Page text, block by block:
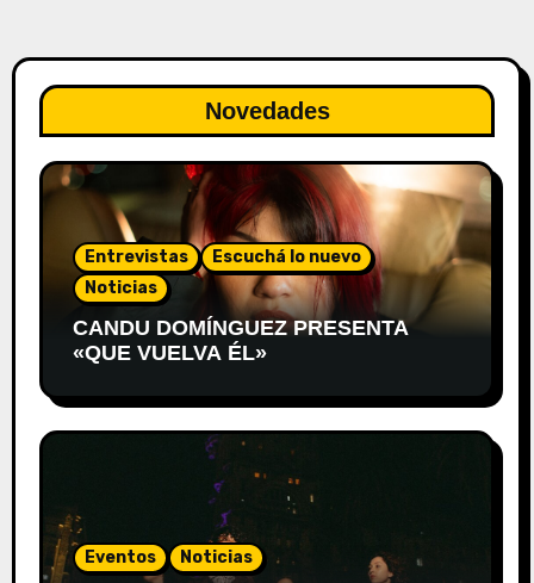
Novedades
Entrevistas
Escuchá lo nuevo
Noticias
CANDU DOMÍNGUEZ PRESENTA
«QUE VUELVA ÉL»
Eventos Noticias